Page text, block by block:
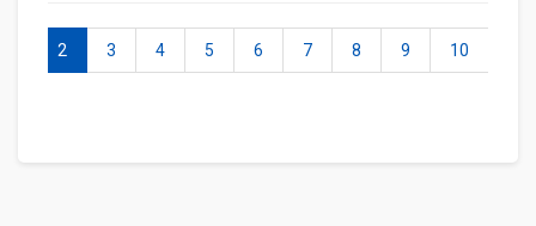
2 3 4 5 6 7 8 9 10